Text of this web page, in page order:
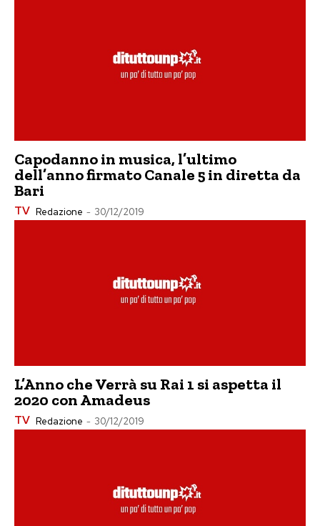
Capodanno in musica, l’ultimo
dell’anno firmato Canale 5 in diretta da
Bari
TV Redazione - 30/12/2019
L’Anno che Verrà su Rai 1 si aspetta il
2020 con Amadeus
TV Redazione - 30/12/2019